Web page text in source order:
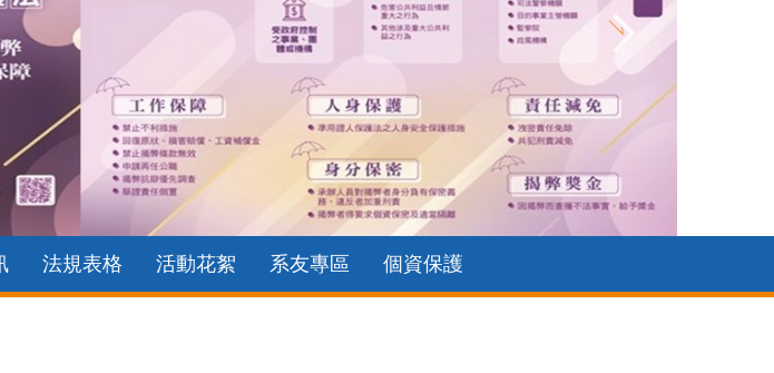
法規表格 活動花絮 系友專區 個資保護